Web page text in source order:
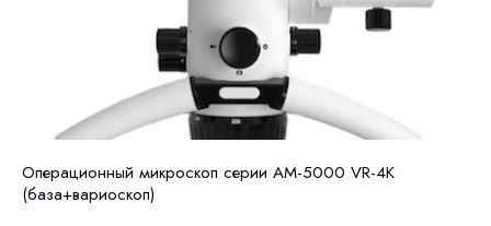
Операционный микроскоп серии АМ-5000 VR-4K
(база+вариоскоп)